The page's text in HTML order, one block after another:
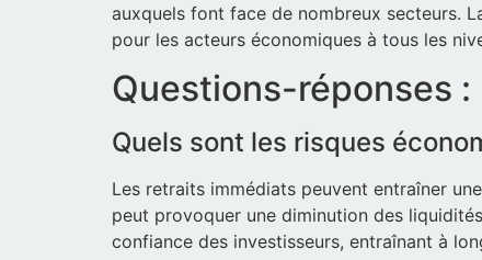
auxquels font face de nombreux secteurs.
pour les acteurs économiques à tous les
Questions-réponses :
Quels sont les risques
Les retraits immédiats peuvent entraîner
peut provoquer une diminution des
confiance des investisseurs, entraînant à